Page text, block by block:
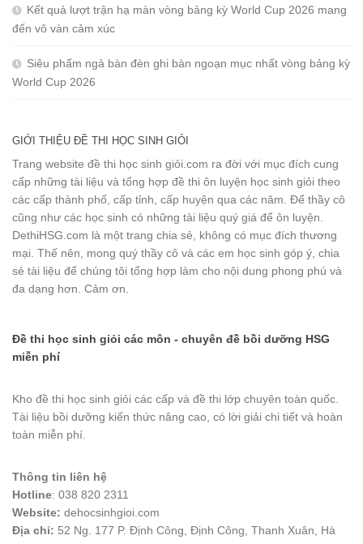
Kết quả lượt trận hạ màn vòng bảng kỳ World Cup 2026 mang
đến vô vàn cảm xúc
Siêu phẩm ngả bàn đèn ghi bàn ngoạn mục nhất vòng bảng kỳ
World Cup 2026
GIỚI THIỆU ĐỀ THI HỌC SINH GIỎI
Trang website đề thi học sinh giỏi.com ra đời với mục đích cung
cấp những tài liệu và tổng hợp đề thi ôn luyện học sinh giỏi theo
các cấp thành phố, cấp tỉnh, cấp huyện qua các năm. Để thầy cô
cũng như các học sinh có những tài liệu quý giá để ôn luyện.
DethiHSG.com là một trang chia sẻ, không có mục đích thương
mại. Thế nên, mong quý thầy cô và các em học sinh góp ý, chia
sẻ tài liệu để chúng tôi tổng hợp làm cho nội dung phong phú và
đa dạng hơn. Cảm ơn.
Đề thi học sinh giỏi các môn - chuyên đề bồi dưỡng HSG
miễn phí
Kho đề thi học sinh giỏi các cấp và đề thi lớp chuyên toàn quốc.
Tài liệu bồi dưỡng kiến thức nâng cao, có lời giải chi tiết và hoàn
toàn miễn phí.
Thông tin liên hệ
Hotline: 038 820 2311
Website: dehocsinhgioi.com
Địa chỉ: 52 Ng. 177 P. Định Công, Định Công, Thanh Xuân, Hà